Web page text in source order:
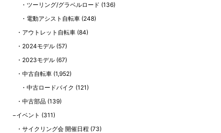
ツーリング/グラベルロード (136)
電動アシスト自転車(248)
アウトレット自転車 (84)
2024モデル (57)
2023モデル (67)
中古自転車 (1,952)
中古ロードバイク (121)
中古部品 (139)
イベント (311)
サイクリング会 開催日程 (73)